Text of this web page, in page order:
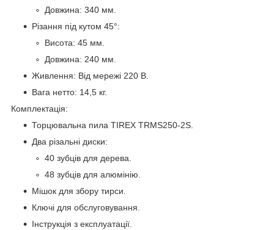
Довжина: 340 мм.
Різання під кутом 45°:
Висота: 45 мм.
Довжина: 240 мм.
Живлення: Від мережі 220 В.
Вага нетто: 14,5 кг.
Комплектація:
Торцювальна пила TIREX TRMS250-2S.
Два різальні диски:
40 зубців для дерева.
48 зубців для алюмінію.
Мішок для збору тирси.
Ключі для обслуговування.
Інструкція з експлуатації.